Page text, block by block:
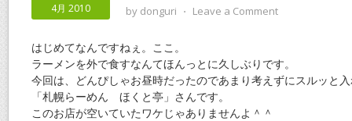
4月 2010 by donguri ⋅ Leave a Comment
はじめてなんですねぇ。ここ。
ラーメンを外で食すなんてほんっとに久しぶりです。
今回は、どんぴしゃお昼時だったのであまり考えずにスルッと
「札幌らーめん ほくと亭」さんです。
このお店が空いていたワケじゃありませんよ＾＾